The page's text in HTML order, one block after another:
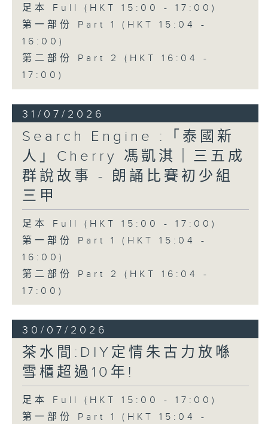
足本 Full (HKT 15:00 - 17:00)
第一部份 Part 1 (HKT 15:04 -
16:00)
第二部份 Part 2 (HKT 16:04 -
17:00)
31/07/2026
Search Engine :「泰國新
人」Cherry 馮凱淇｜三五成
群說故事 - 朗誦比賽初少組
三甲
足本 Full (HKT 15:00 - 17:00)
第一部份 Part 1 (HKT 15:04 -
16:00)
第二部份 Part 2 (HKT 16:04 -
17:00)
30/07/2026
茶水間:DIY定情朱古力放喺
雪櫃超過10年!
足本 Full (HKT 15:00 - 17:00)
第一部份 Part 1 (HKT 15:04 -